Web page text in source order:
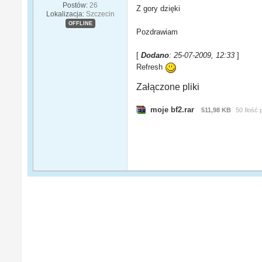
Postów: 26
Lokalizacja: Szczecin
OFFLINE
Z gory dzięki
Pozdrawiam
[Dodano: 25-07-2009, 12:33 ]
Refresh
Załączone pliki
moje bf2.rar 511,98 KB 50 Ilość